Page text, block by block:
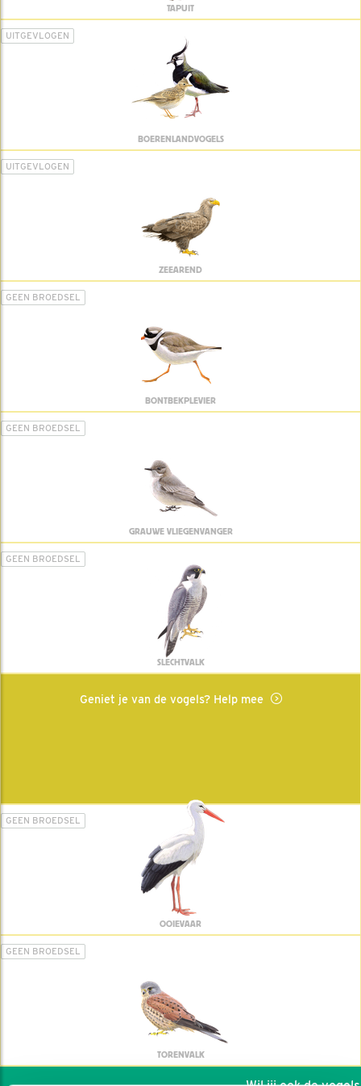
TAPUIT
UITGEVLOGEN
BOERENLANDVOGELS
UITGEVLOGEN
ZEEAREND
GEEN BROEDSEL
BONTBEKPLEVIER
GEEN BROEDSEL
GRAUWE VLIEGENVANGER
GEEN BROEDSEL
SLECHTVALK
Geniet je van de vogels? Help mee
GEEN BROEDSEL
OOIEVAAR
GEEN BROEDSEL
TORENVALK